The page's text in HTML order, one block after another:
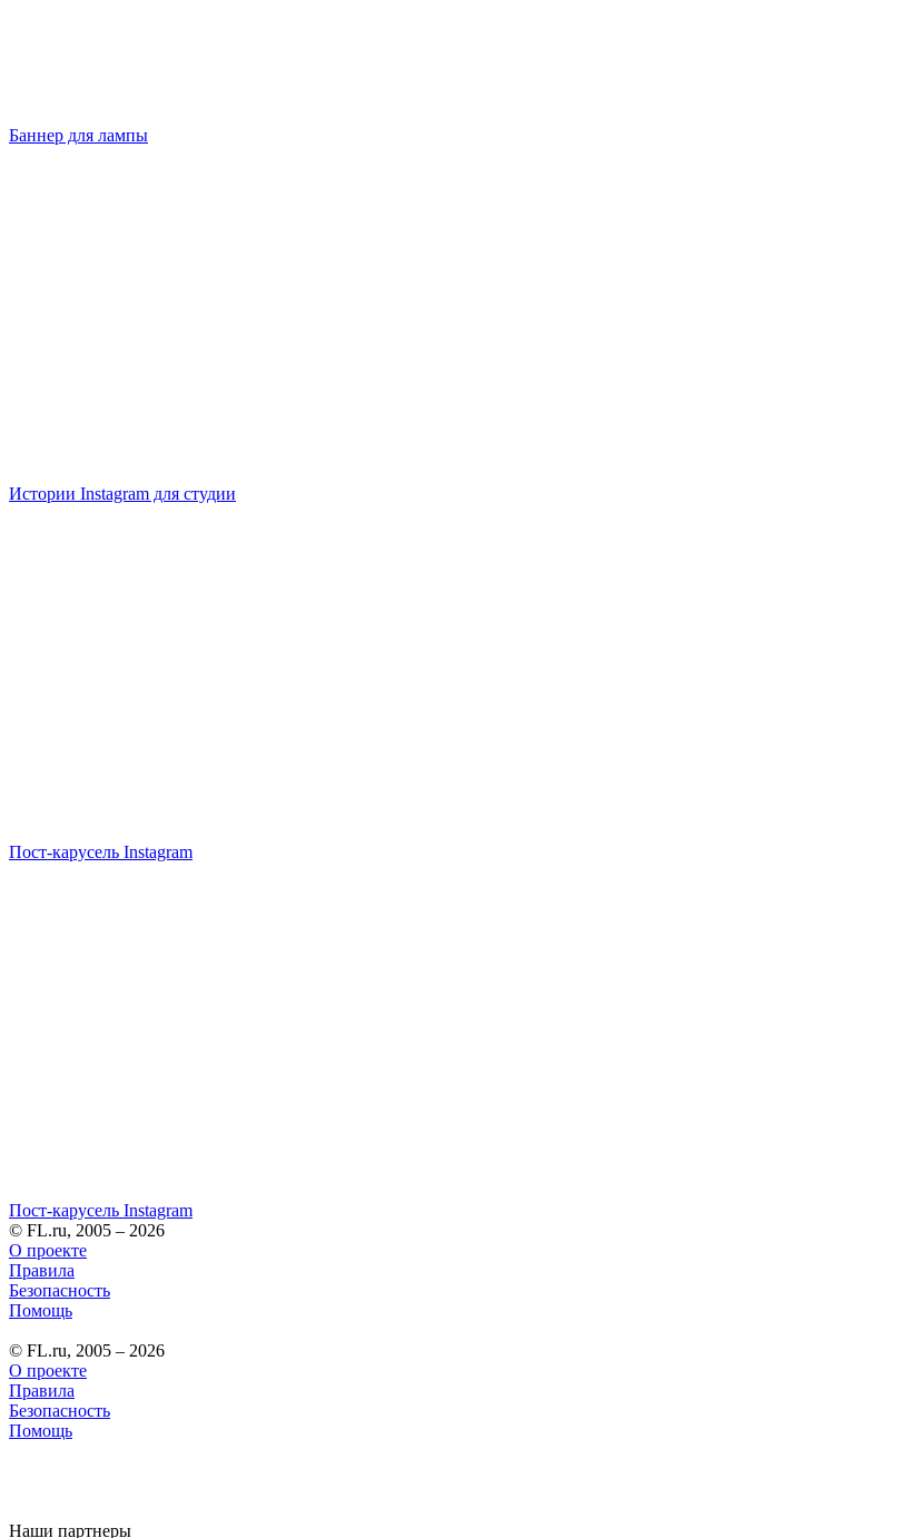
Баннер для лампы
Истории Instagram для студии
Пост-карусель Instagram
Пост-карусель Instagram
© FL.ru, 2005 – 2026
О проекте
Правила
Безопасность
Помощь
© FL.ru, 2005 – 2026
О проекте
Правила
Безопасность
Помощь
Наши партнеры